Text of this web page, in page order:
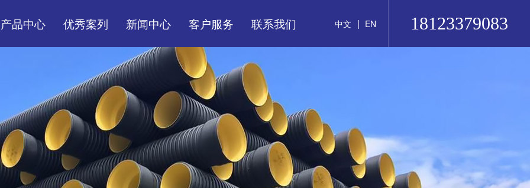
产品中心
政民用消防给水管灌
溉管材管件
力通讯线管线盒系列
优秀案列
工程案例
新闻中心
公司头条
常见问题
客户服务
服务体系
营销网络
联系我们 中文 | EN 18123379083